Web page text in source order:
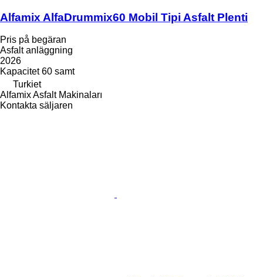
Alfamix AlfaDrummix60 Mobil Tipi Asfalt Plenti
Pris på begäran
Asfalt anläggning
2026
Kapacitet 60 samt
Turkiet
Alfamix Asfalt Makinaları
Kontakta säljaren